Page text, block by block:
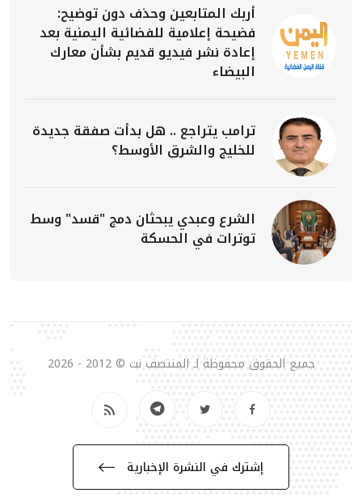
أربك المتابعين وحذف دون توضيح:
فضيحة إعلامية للفضائية اليمنية بعد
إعادة نشر فيديو قديم بشأن معارك
البيضاء
ترامب يتراجع .. هل بدأت صفقة جديدة
للخليج والشرق الأوسط؟
الشرع وعبدي يبحثان دمج "قسد" وسط
توترات في الحسكة
جميع الحقوق محفوظة لـ المنتصف نت © 2012 - 2026
إشترك في النشرة الإخبارية